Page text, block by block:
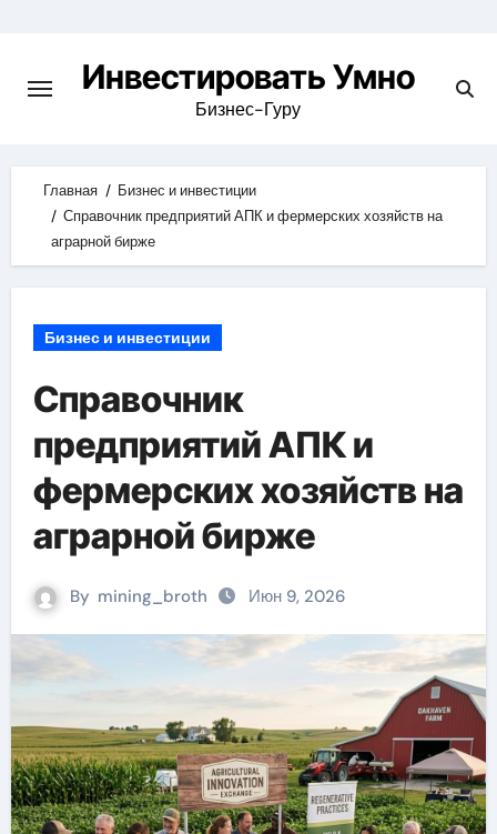
content
Инвестировать Умно
Бизнес-Гуру
Главная
Бизнес и инвестиции
Справочник предприятий АПК и фермерских хозяйств на
аграрной бирже
Бизнес и инвестиции
Справочник
предприятий АПК и
фермерских хозяйств на
аграрной бирже
By mining_broth Июн 9, 2026